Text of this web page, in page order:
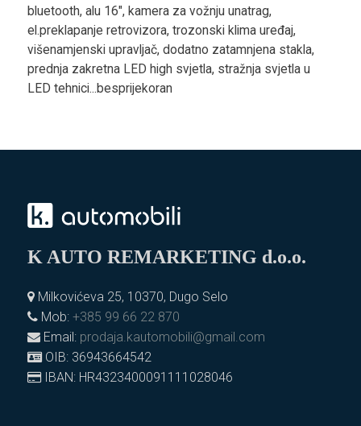
bluetooth, alu 16", kamera za vožnju unatrag,
el.preklapanje retrovizora, trozonski klima uređaj,
višenamjenski upravljač, dodatno zatamnjena stakla,
prednja zakretna LED high svjetla, stražnja svjetla u
LED tehnici...besprijekoran
K AUTO REMARKETING d.o.o.
Milkovićeva 25, 10370, Dugo Selo
Mob: +385 99 66 22 870
Email: prodaja.kautomobili@gmail.com
OIB: 36943664542
IBAN: HR4323400091111028046